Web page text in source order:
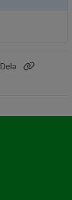
Dela
öppnas i nytt